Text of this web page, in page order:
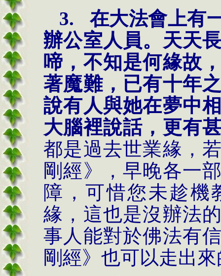
3.
在大法會上有
辦公室人員。天天
啼，不知是何緣故
著魔難，已有十年
說有人與她在夢中
大腦裡說話，更有
都是過去世業緣，
剛經》，早晚各一
障，可惜您未趁機
緣，這也是沒辦法
事人能對於佛法有
剛經》也可以走出